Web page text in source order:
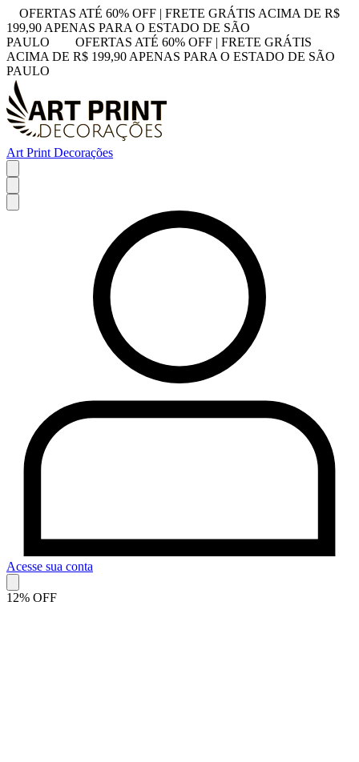
OFERTAS ATÉ 60% OFF | FRETE GRÁTIS ACIMA DE R$
199,90 APENAS PARA O ESTADO DE SÃO
PAULO
OFERTAS ATÉ 60% OFF | FRETE GRÁTIS
ACIMA DE R$ 199,90 APENAS PARA O ESTADO DE SÃO
PAULO
Art Print Decorações
Acesse sua conta
12% OFF